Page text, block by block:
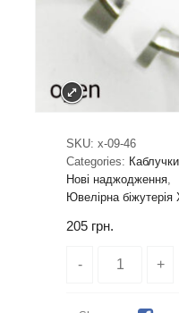
SKU: x-09-46
Categories:
Нові наджодження,
Ювелірна
205 грн.